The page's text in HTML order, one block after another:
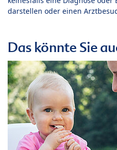
darstellen oder einen
Das könnte Sie